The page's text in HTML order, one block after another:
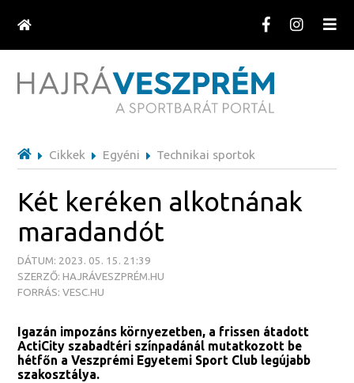
Cikkek Egyéni Technikai sportok
Két keréken alkotnának
maradandót
DÁTUM: 2023. 05. 15. 21:39
SZERZŐ: HAJRÁVESZPRÉM.HU
FORRÁS: VESC.HU
Igazán impozáns környezetben, a frissen átadott
ActiCity szabadtéri színpadánál mutatkozott be
hétfőn a Veszprémi Egyetemi Sport Club legújabb
szakosztálya.